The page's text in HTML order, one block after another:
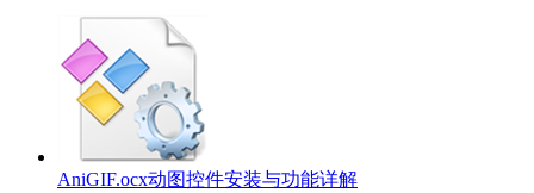
AniGIF.ocx动图控件安装与功能详解